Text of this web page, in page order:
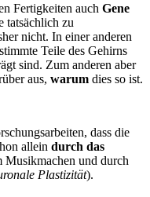
Fertigkeiten auch Gene
tatsächlich zu
nicht. In einer anderen
Teile des Gehirns
sind. Zum anderen aber
aus, warum dies so ist.
dass die
allein durch das
Musikmachen und durch
Plastizität).